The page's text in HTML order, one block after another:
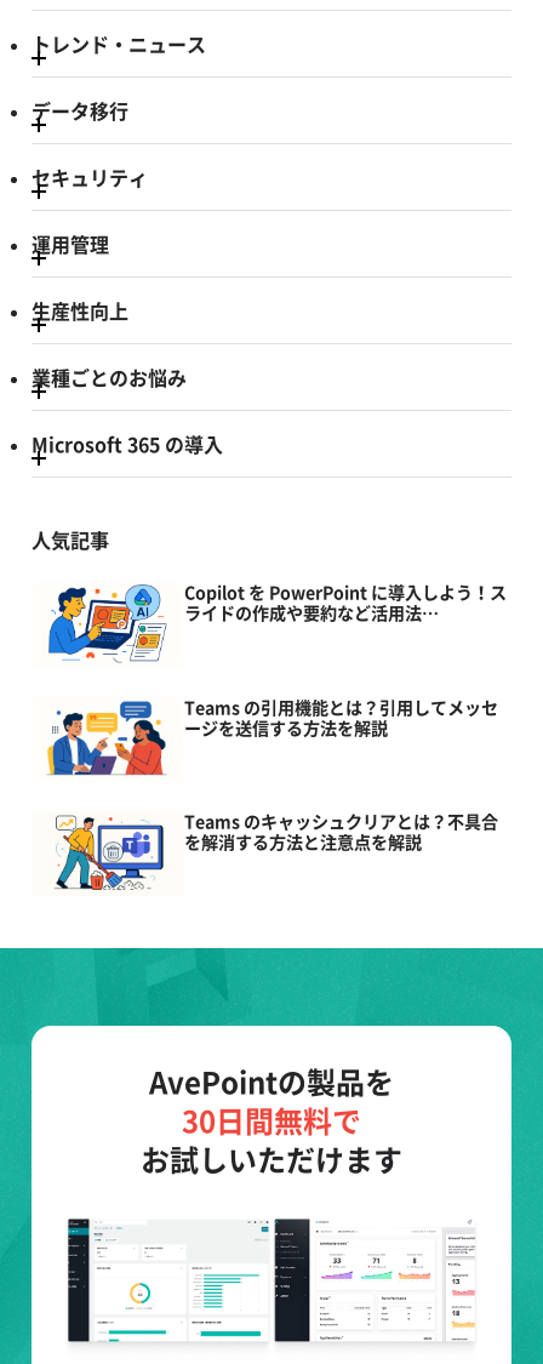
トレンド・ニュース
データ移行
セキュリティ
運用管理
生産性向上
業種ごとのお悩み
Microsoft 365 の導入
人気記事
Copilot を PowerPoint に導入しよう！ス
ライドの作成や要約など活用法…
Teams の引用機能とは？引用してメッセ
ージを送信する方法を解説
Teams のキャッシュクリアとは？不具合
を解消する方法と注意点を解説
AvePointの製品を
30日間無料で
お試しいただけます